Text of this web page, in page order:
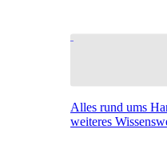
Alles rund ums
weiteres